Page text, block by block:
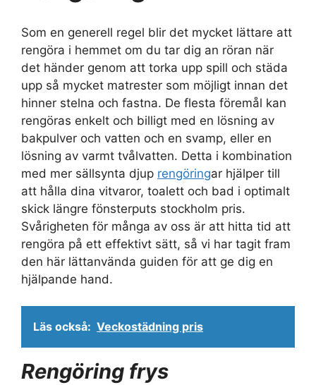
Som en generell regel blir det mycket lättare att
rengöra i hemmet om du tar dig an röran när
det händer genom att torka upp spill och städa
upp så mycket matrester som möjligt innan det
hinner stelna och fastna. De flesta föremål kan
rengöras enkelt och billigt med en lösning av
bakpulver och vatten och en svamp, eller en
lösning av varmt tvålvatten. Detta i kombination
med mer sällsynta djup rengöringar hjälper till
att hålla dina vitvaror, toalett och bad i optimalt
skick längre fönsterputs stockholm pris.
Svårigheten för många av oss är att hitta tid att
rengöra på ett effektivt sätt, så vi har tagit fram
den här lättanvända guiden för att ge dig en
hjälpande hand.
Läs också: Veckostädning pris
Rengöring frys